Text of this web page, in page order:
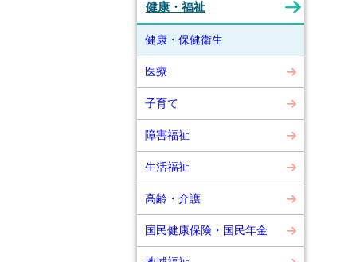
健康・福祉
健康・保健衛生
医療
子育て
障害福祉
生活福祉
高齢・介護
国民健康保険・国民年金